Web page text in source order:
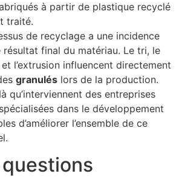
à partir de plastique recyclé
traité.
de recyclage a une incidence
final du matériau. Le tri, le
l’extrusion influencent directement
granulés lors de la production.
qu’interviennent des entreprises
dans le développement
d’améliorer l’ensemble de ce